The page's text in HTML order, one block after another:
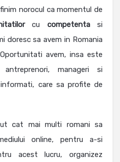
norocul ca momentul de
cu competentasi
doresc sa avem in Romania
avem, insa este
manageri si
care sa profite de
cat mai multi romani sa
online, pentru a-si
acest lucru, organizez